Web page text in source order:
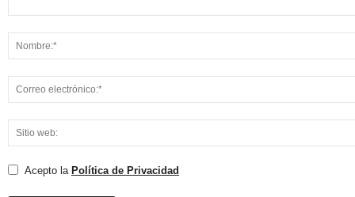
Acepto la Política de Privacidad